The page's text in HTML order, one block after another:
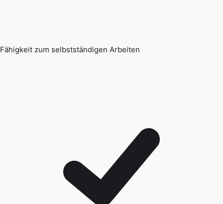
Fähigkeit zum selbstständigen Arbeiten